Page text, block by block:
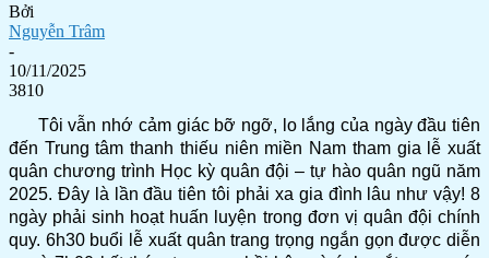
Bởi
Nguyễn Trâm
-
10/11/2025
3810
Tôi vẫn nhớ cảm giác bỡ ngỡ, lo lắng của ngày đầu tiên
đến Trung tâm thanh thiếu niên miền Nam tham gia lễ xuất
quân chương trình Học kỳ quân đội – tự hào quân ngũ năm
2025. Đây là lần đầu tiên tôi phải xa gia đình lâu như vậy! 8
ngày phải sinh hoạt huấn luyện trong đơn vị quân đội chính
quy. 6h30 buổi lễ xuất quân trang trọng ngắn gọn được diễn